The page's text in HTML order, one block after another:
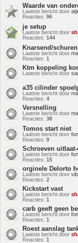
Waarde van
Laatste bericht door
Reacties: 96
je setup
Laatste bericht door
Reacties: 144
Knarsend/
Laatste bericht door
Reacties: 1
Ktm koppeling
Laatste bericht door
a35 cilinder
Laatste bericht door
Reacties: 4
Versnelling
Laatste bericht door
Reacties: 38
Tomos start niet
Laatste bericht door
Reacties: 9
Schroeven
Laatste bericht door
Reacties: 15
orginele Delorto
Laatste bericht door
Reacties: 2
Kickstart vast
Laatste bericht door
Reacties: 1
carb geeft geen
Laatste bericht door
Reacties: 1
Roest aanslag
Laatste bericht door
Reacties: 1